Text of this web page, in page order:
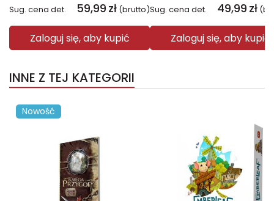
Sug. cena det. 59,99 zł (brutto)
Zaloguj się, aby kupić
Sug. cena det. 49,99 zł
Zaloguj się, aby kupić
INNE Z TEJ KATEGORII
Nowość